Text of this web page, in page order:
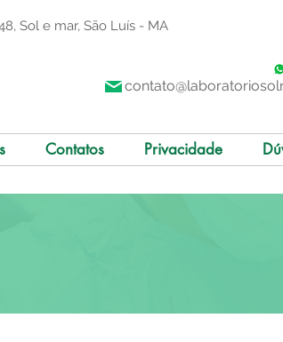
Sol e mar, São Luís - MA
Contatos Privacidade